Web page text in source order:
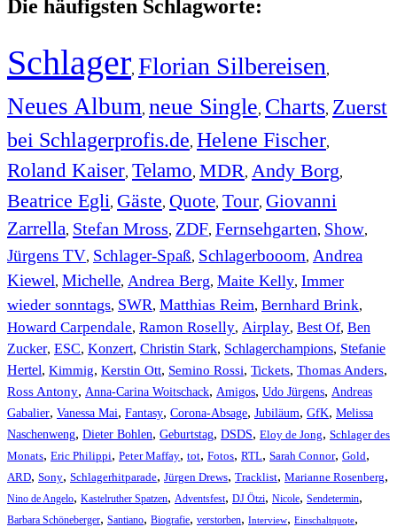
Die häufigsten Schlagworte:
Schlager, Florian Silbereisen,
Neues Album, neue Single, Charts, Zuerst
bei Schlagerprofis.de, Helene Fischer,
Roland Kaiser, Telamo, MDR, Andy Borg,
Beatrice Egli, Gäste, Quote, Tour, Giovanni
Zarrella, Stefan Mross, ZDF, Fernsehgarten, Show,
Jürgens TV, Schlager-Spaß, Schlagerbooom, Andrea
Kiewel, Michelle, Andrea Berg, Maite Kelly, Immer
wieder sonntags, SWR, Matthias Reim, Bernhard Brink,
Howard Carpendale, Ramon Roselly, Airplay, Best Of, Ben
Zucker, ESC, Konzert, Christin Stark, Schlagerchampions, Stefanie
Hertel, Kimmig, Kerstin Ott, Semino Rossi, Tickets, Thomas Anders,
Ross Antony, Anna-Carina Woitschack, Amigos, Udo Jürgens, Andreas
Gabalier, Vanessa Mai, Fantasy, Corona-Absage, Jubiläum, GfK, Melissa
Naschenweng, Dieter Bohlen, Geburtstag, DSDS, Eloy de Jong, Schlager des
Monats, Eric Philippi, Peter Maffay, tot, Fotos, RTL, Sarah Connor, Gold,
ARD, Sony, Schlagerhitparade, Jürgen Drews, Tracklist, Marianne Rosenberg,
Nino de Angelo, Kastelruther Spatzen, Adventsfest, DJ Ötzi, Nicole, Sendetermin,
Barbara Schöneberger, Santiano, Biografie, verstorben, Interview, Einschaltquote,